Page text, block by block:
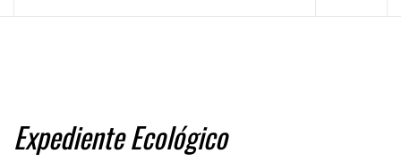
Expediente Ecológico